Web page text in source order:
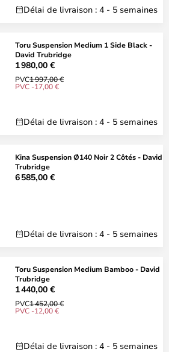
Délai de livraison : 4 - 5 semaines
Toru Suspension Medium 1 Side Black -
David Trubridge
1 980,00 €
PVC1 997,00 €
PVC -17,00 €
Délai de livraison : 4 - 5 semaines
Kina Suspension Ø140 Noir 2 Côtés - David
Trubridge
6 585,00 €
Délai de livraison : 4 - 5 semaines
Toru Suspension Medium Bamboo - David
Trubridge
1 440,00 €
PVC1 452,00 €
PVC -12,00 €
Délai de livraison : 4 - 5 semaines